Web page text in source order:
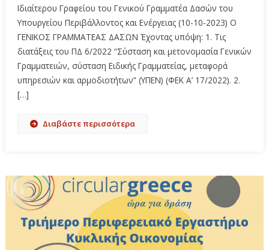
Ιδιαίτερου Γραφείου του Γενικού Γραμματέα Δασών του
Υπουργείου Περιβάλλοντος και Ενέργειας (10-10-2023) Ο
ΓΕΝΙΚΟΣ ΓΡΑΜΜΑΤΕΑΣ ΔΑΣΩΝ Έχοντας υπόψη: 1. Τις
διατάξεις του ΠΔ 6/2022 “Σύσταση και μετονομασία Γενικών
Γραμματειών, σύσταση Ειδικής Γραμματείας, μεταφορά
υπηρεσιών και αρμοδιοτήτων” (ΥΠΕΝ) (ΦΕΚ Α’ 17/2022). 2.
[…]
Διαβάστε περισσότερα